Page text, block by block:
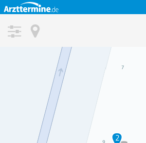
Patienten Informationen
Magazin
Praxisoptimierung
Ärzte Magazin
Angebot Informationen
Jobs2
MAX. ENTFERNUNG VOM SUCHORT
FACHRICHTUNG